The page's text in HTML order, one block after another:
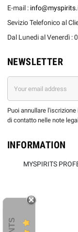
E-mail :
Sevizio Telefonico al
Dal Lunedi al Venerdì :
NEWSLETTER
Puoi annullare
di contatto nelle note
INFORMATION
MYSPIRITS